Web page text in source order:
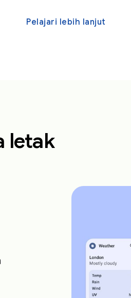
Pelajari lebih lanjut
letak